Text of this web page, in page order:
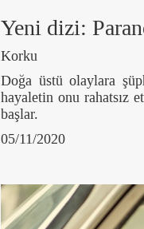
Yeni dizi:
Korku
Doğa üstü olaylara
hayaletin onu rahatsız
başlar.
05/11/2020